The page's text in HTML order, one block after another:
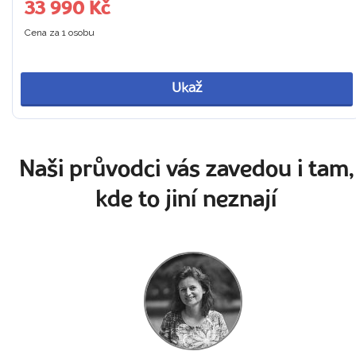
33 990 Kč
Cena za 1 osobu
Ukaž
Naši průvodci vás zavedou i tam,
kde to jiní neznají